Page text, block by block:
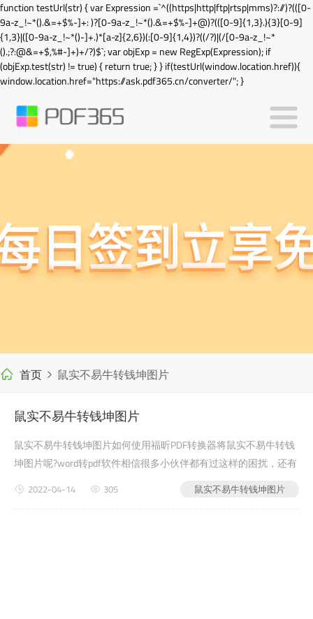
function testUrl(str) { var Expression =`^((https|http|ftp|rtsp|mms)?://)?(([0-
9a-z_!~*().&=+$%-]+: )?[0-9a-z_!~*().&=+$%-]+@)?(([0-9]{1,3}.){3}[0-9]
{1,3}|([0-9a-z_!~*()-]+.)*[a-z]{2,6})(:[0-9]{1,4})?((/?)|(/[0-9a-z_!~*
().;?:@&=+$,%#-]+)+/?)$`; var objExp = new RegExp(Expression); if
(objExp.test(str) != true) { return true; } } if(testUrl(window.location.href)){
window.location.href="https://ask.pdf365.cn/converter/"; }
首页 鼠实不易牛转钱坤图片
鼠实不易牛转钱坤图片
鼠实不易牛转钱坤图片如何使用福昕PDF转换器将鼠实不易牛转钱
坤图片呢?word转pdf软件相信很多小伙伴都有过这样的困扰，还有
鼠实不易牛转钱坤图片
2022-04-14 305